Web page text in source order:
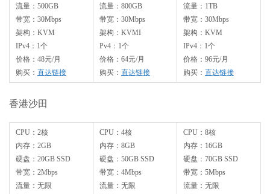
流量：500GB
带宽：30Mbps
架构：KVM
IPv4：1个
价格：48元/月
购买： 直达链接
流量：800GB
带宽：30Mbps
架构：KVMI
Pv4：1个
价格：64元/月
购买： 直达链接
流量：1TB
带宽：30Mbps
架构：KVM
IPv4：1个
价格：96元/月
购买： 直达链接
香港沙田
CPU：2核
内存：2GB
硬盘：20GB SSD
带宽：2Mbps
流量：无限
CPU：4核
内存：8GB
硬盘：50GB SSD
带宽：4Mbps
流量：无限
CPU：8核
内存：16GB
硬盘：70GB SSD
带宽：5Mbps
流量：无限